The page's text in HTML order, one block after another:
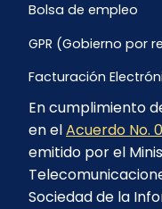
Bolsa de empleo
GPR (Gobierno por
Facturación
Archivo Histórico
Portal Ambiental y
Proyecto
En cumplimiento
en elAcuerdo No.
emitido por el
Sociedad de la